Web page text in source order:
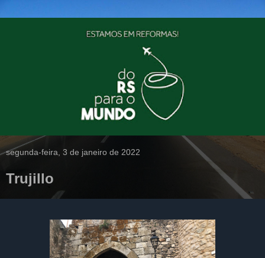
segunda-feira, 3 de janeiro de 2022
Trujillo